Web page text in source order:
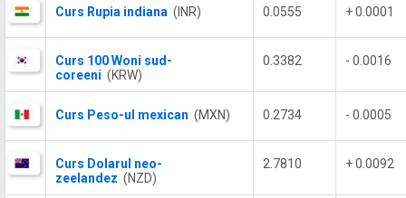
Curs Rupia indiana (INR) 0.0555 + 0.0001
Curs 100 Woni sud-
coreeni (KRW)
0.3382 - 0.0016
Curs Peso-ul mexican (MXN) 0.2734 - 0.0005
Curs Dolarul neo-
zeelandez (NZD)
2.7810 + 0.0092